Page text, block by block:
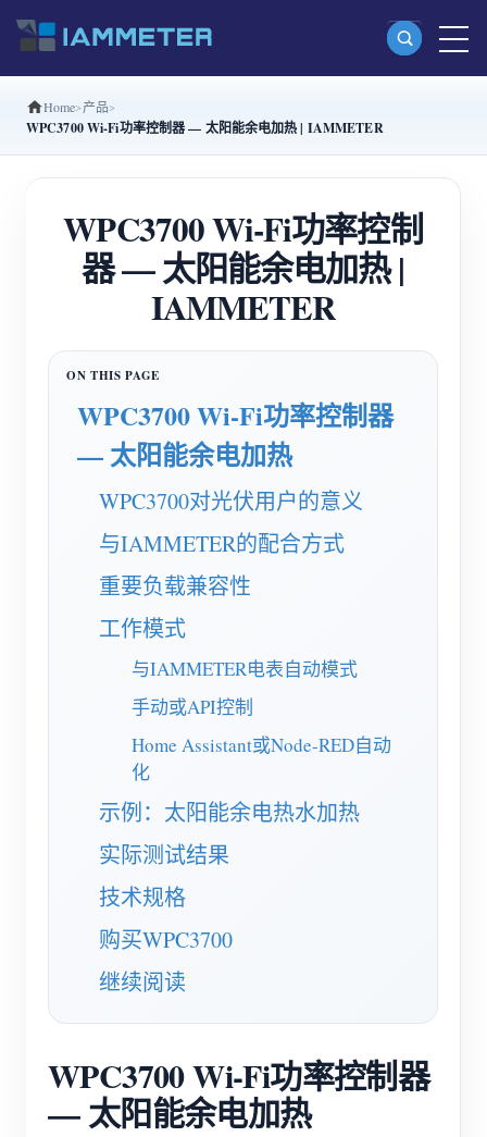
产品
三相 Wi-Fi 电能表 (WEM3080T)
三相 Wi-Fi 电能表 (WEM3046T)
WiFi 功率控制器
IAMMETER Cloud Pro
私有化部署服务
电动汽车充电桩
IAMMETER 模拟器
虚拟电表
能源预测与仿真系统
应用
光伏系统能源监控
用电监控
商店
资源
产品快速开始
文档
教程视频
常见问题
新闻
社区
贡献者计划
贡献者中心
IAMMETER 活动
论坛
光伏排名
解决方案
联系我们
关于我们
Home 产品
WPC3700 Wi-Fi功率控制器 — 太阳能余电加热 | IAMMETER
WPC3700 Wi-Fi功率控制
器 — 太阳能余电加热 |
IAMMETER
WPC3700 Wi-Fi功率控制器
— 太阳能余电加热
WPC3700对光伏用户的意义
与IAMMETER的配合方式
重要负载兼容性
工作模式
与IAMMETER电表自动模式
手动或API控制
Home Assistant或Node-RED自动
化
示例：太阳能余电热水加热
实际测试结果
技术规格
购买WPC3700
继续阅读
WPC3700 Wi-Fi功率控制器
— 太阳能余电加热